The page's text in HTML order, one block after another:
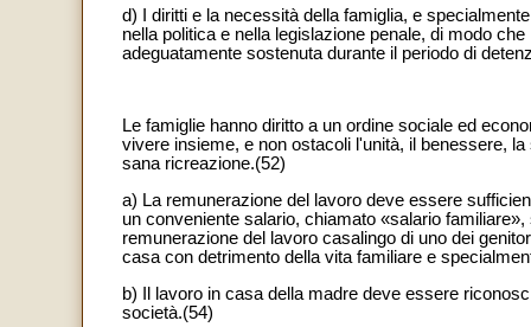
d) I diritti e la necessità della famiglia, e
nella politica e nella legislazione penale, di modo
adeguatamente sostenuta durante il periodo di
Le famiglie hanno diritto a un ordine sociale ed
vivere insieme, e non ostacoli l'unità, il benessere,
sana ricreazione.(52)
a) La remunerazione del lavoro deve essere
un conveniente salario, chiamato «salario
remunerazione del lavoro casalingo di uno dei
casa con detrimento della vita familiare e
b) Il lavoro in casa della madre deve essere
società.(54)